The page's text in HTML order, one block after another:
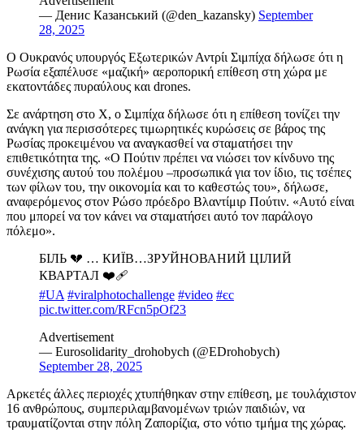
— Денис Казанський (@den_kazansky) September
28, 2025
Ο Ουκρανός υπουργός Εξωτερικών Αντρίι Σιμπίχα δήλωσε ότι η
Ρωσία εξαπέλυσε «μαζική» αεροπορική επίθεση στη χώρα με
εκατοντάδες πυραύλους και drones.
Σε ανάρτηση στο Χ, ο Σιμπίχα δήλωσε ότι η επίθεση τονίζει την
ανάγκη για περισσότερες τιμωρητικές κυρώσεις σε βάρος της
Ρωσίας προκειμένου να αναγκασθεί να σταματήσει την
επιθετικότητα της. «Ο Πούτιν πρέπει να νιώσει τον κίνδυνο της
συνέχισης αυτού του πολέμου –προσωπικά για τον ίδιο, τις τσέπες
των φίλων του, την οικονομία και το καθεστώς του», δήλωσε,
αναφερόμενος στον Ρώσο πρόεδρο Βλαντίμιρ Πούτιν. «Αυτό είναι
που μπορεί να τον κάνει να σταματήσει αυτό τον παράλογο
πόλεμο».
БІЛЬ 💔 … КИЇВ…ЗРУЙНОВАНИЙ ЦІЛИЙ
КВАРТАЛ ❤️‍🩹
#UA #viralphotochallenge #video #єс
pic.twitter.com/RFcn5pOf23
Advertisement
— Eurosolidarity_drohobych (@EDrohobych)
September 28, 2025
Αρκετές άλλες περιοχές χτυπήθηκαν στην επίθεση, με τουλάχιστον
16 ανθρώπους, συμπεριλαμβανομένων τριών παιδιών, να
τραυματίζονται στην πόλη Ζαπορίζια, στο νότιο τμήμα της χώρας.